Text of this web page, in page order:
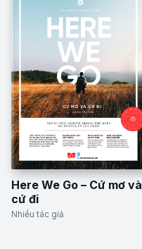
Here We Go – Cứ mơ và
cứ đi
Nhiều tác giả